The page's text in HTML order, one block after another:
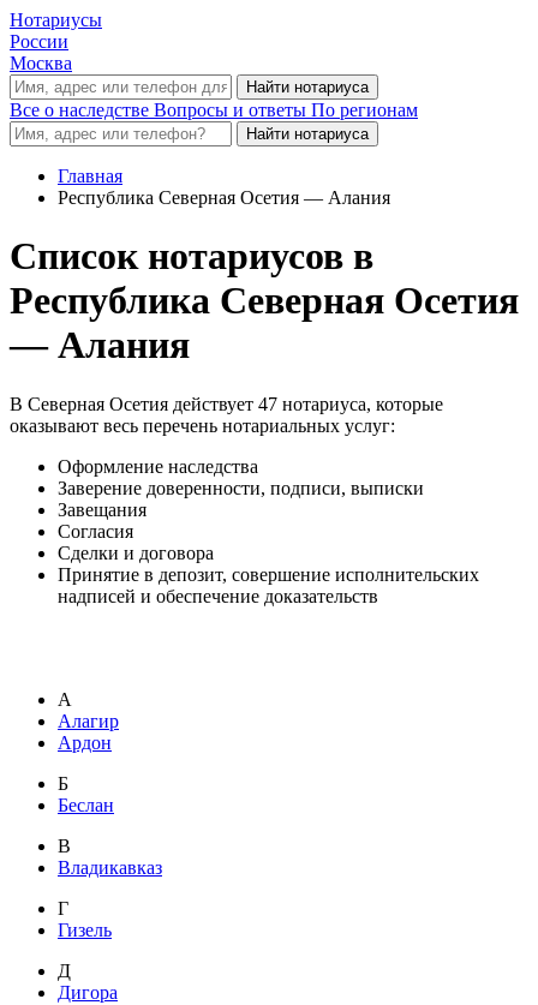
Нотариусы
России
Москва
Все о наследстве Вопросы и ответы По регионам
Главная
Республика Северная Осетия — Алания
Список нотариусов в
Республика Северная Осетия
— Алания
В Северная Осетия действует 47 нотариуса, которые
оказывают весь перечень нотариальных услуг:
Оформление наследства
Заверение доверенности, подписи, выписки
Завещания
Согласия
Сделки и договора
Принятие в депозит, совершение исполнительских
надписей и обеспечение доказательств
А
Алагир
Ардон
Б
Беслан
В
Владикавказ
Г
Гизель
Д
Дигора